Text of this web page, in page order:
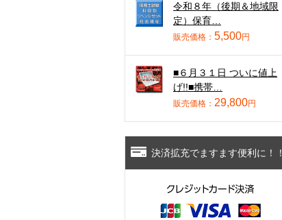
令和８年（後期＆地域限
定）保育…
販売価格： 5,500円
■６月３１日 ついに値上
げ!!■携帯…
販売価格： 29,800円
決済拡充でますます便利に！！